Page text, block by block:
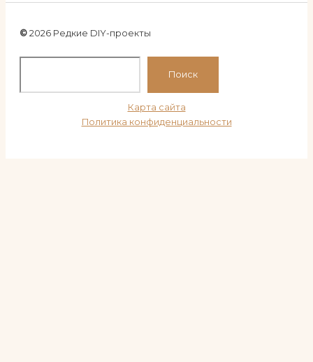
© 2026 Редкие DIY-проекты
Поиск
Карта сайта
Политика конфиденциальности